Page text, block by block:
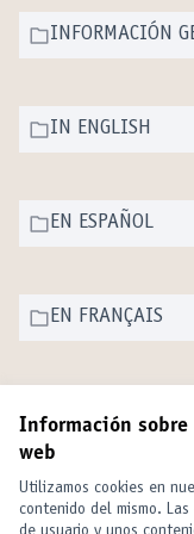
Información
web
Utilizamos cookies en
contenido del mismo.
INFORMACIÓN
IN ENGLISH
EN ESPAÑOL
EN FRANÇAIS
Términos y condiciones de
Configuración de cookies
United Cities and Local
United Cities and
United Cities